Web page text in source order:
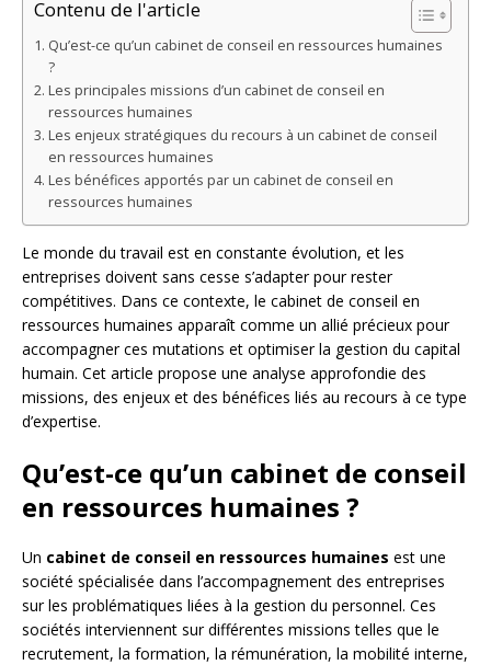
Contenu de l'article
Qu’est-ce qu’un cabinet de conseil en ressources humaines
?
Les principales missions d’un cabinet de conseil en
ressources humaines
Les enjeux stratégiques du recours à un cabinet de conseil
en ressources humaines
Les bénéfices apportés par un cabinet de conseil en
ressources humaines
Le monde du travail est en constante évolution, et les
entreprises doivent sans cesse s’adapter pour rester
compétitives. Dans ce contexte, le cabinet de conseil en
ressources humaines apparaît comme un allié précieux pour
accompagner ces mutations et optimiser la gestion du capital
humain. Cet article propose une analyse approfondie des
missions, des enjeux et des bénéfices liés au recours à ce type
d’expertise.
Qu’est-ce qu’un cabinet de conseil
en ressources humaines ?
Un cabinet de conseil en ressources humaines est une
société spécialisée dans l’accompagnement des entreprises
sur les problématiques liées à la gestion du personnel. Ces
sociétés interviennent sur différentes missions telles que le
recrutement, la formation, la rémunération, la mobilité interne,